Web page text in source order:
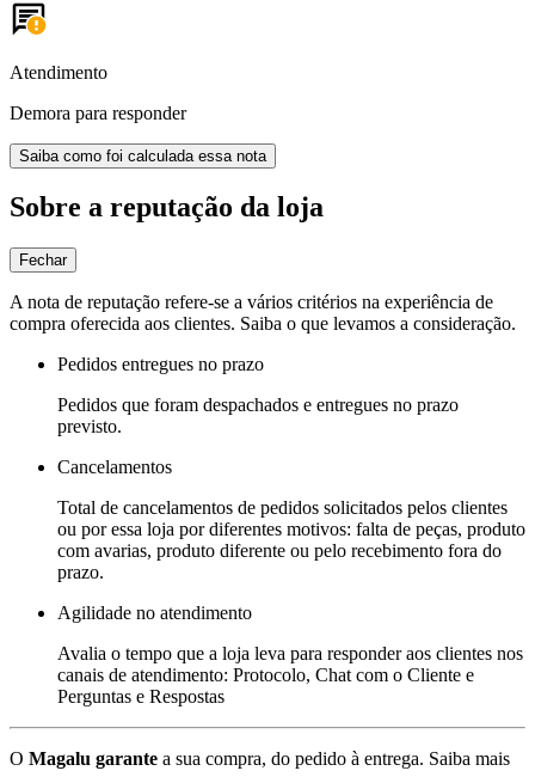
Atendimento
Demora para responder
Saiba como foi calculada essa nota
Sobre a reputação da loja
Fechar
A nota de reputação refere-se a vários critérios na experiência de
compra oferecida aos clientes. Saiba o que levamos a consideração.
Pedidos entregues no prazo
Pedidos que foram despachados e entregues no prazo
previsto.
Cancelamentos
Total de cancelamentos de pedidos solicitados pelos clientes
ou por essa loja por diferentes motivos: falta de peças, produto
com avarias, produto diferente ou pelo recebimento fora do
prazo.
Agilidade no atendimento
Avalia o tempo que a loja leva para responder aos clientes nos
canais de atendimento: Protocolo, Chat com o Cliente e
Perguntas e Respostas
O Magalu garante a sua compra, do pedido à entrega. Saiba mais